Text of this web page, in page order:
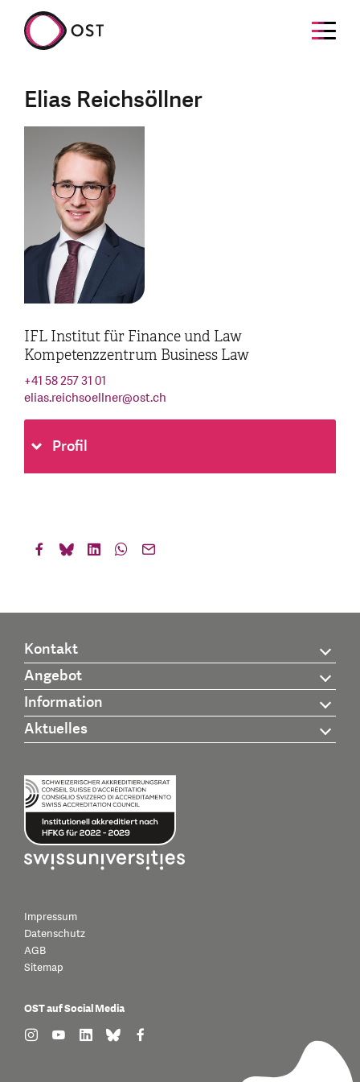
Elias Reichsöllner
IFL Institut für Finance und Law
Kompetenzzentrum Business Law
+41 58 257 31 01
elias.reichsoellner@ost.ch
Profil
Kontakt
Angebot
Information
Aktuelles
Impressum
Datenschutz
AGB
Sitemap
OST auf Social Media
find us on: instagram
find us on: youtube
find us on: linkedin
find us on: bluesky
find us on: facebook